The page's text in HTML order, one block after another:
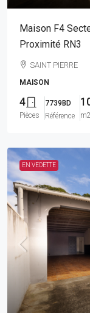
Maison F4
Proximité RN3
SAINT PIERRE
MAISON
4
Pièces
7739BD
Référence
m2
EN VEDETTE